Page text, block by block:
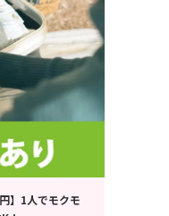
】1人でモクモ